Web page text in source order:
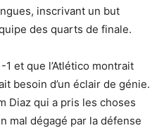
inscrivant un but
des quarts de finale.
et que l’Atlético montrait
besoin d’un éclair de génie.
Diaz qui a pris les choses
mal dégagé par la défense